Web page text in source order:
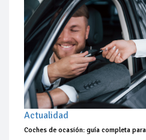
Actualidad
Coches de ocasión: guía completa